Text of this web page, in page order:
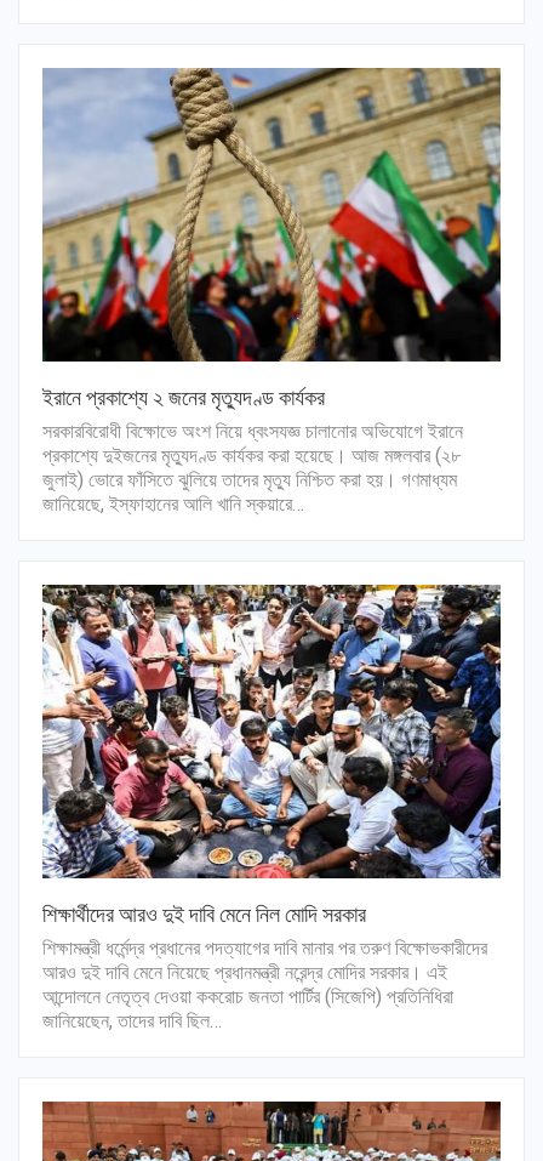
ইরানে প্রকাশ্যে ২ জনের মৃত্যুদণ্ড কার্যকর
সরকারবিরোধী বিক্ষোভে অংশ নিয়ে ধ্বংসযজ্ঞ চালানোর অভিযোগে ইরানে
প্রকাশ্যে দুইজনের মৃত্যুদণ্ড কার্যকর করা হয়েছে। আজ মঙ্গলবার (২৮
জুলাই) ভোরে ফাঁসিতে ঝুলিয়ে তাদের মৃত্যু নিশ্চিত করা হয়। গণমাধ্যম
জানিয়েছে, ইস্ফাহানের আলি খানি স্কয়ারে…
শিক্ষার্থীদের আরও দুই দাবি মেনে নিল মোদি সরকার
শিক্ষামন্ত্রী ধর্মেন্দ্র প্রধানের পদত্যাগের দাবি মানার পর তরুণ বিক্ষোভকারীদের
আরও দুই দাবি মেনে নিয়েছে প্রধানমন্ত্রী নরেন্দ্র মোদির সরকার। এই
আন্দোলনে নেতৃত্ব দেওয়া ককরোচ জনতা পার্টির (সিজেপি) প্রতিনিধিরা
জানিয়েছেন, তাদের দাবি ছিল…